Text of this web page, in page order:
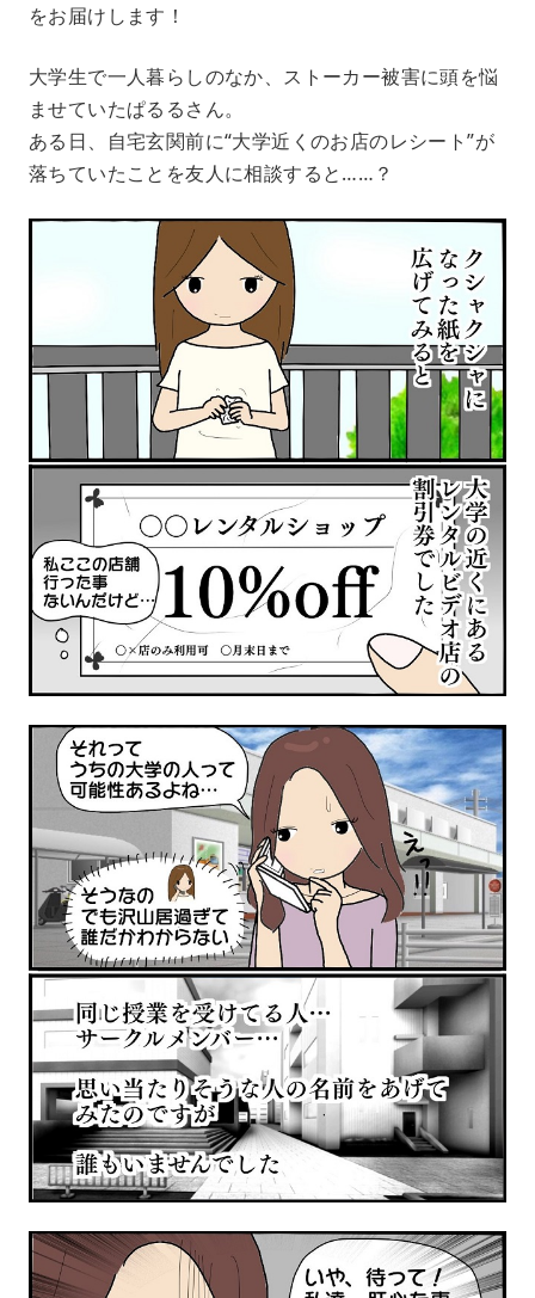
をお届けします！
大学生で一人暮らしのなか、ストーカー被害に頭を悩
ませていたぱるるさん。
ある日、自宅玄関前に“大学近くのお店のレシート”が
落ちていたことを友人に相談すると……？